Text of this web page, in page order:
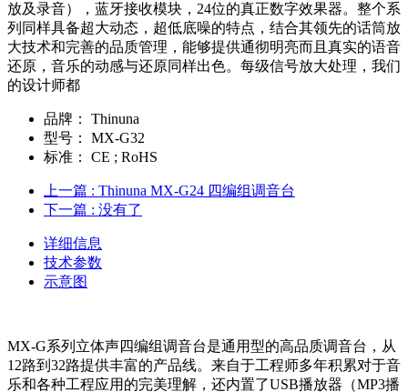
放及录音），蓝牙接收模块，24位的真正数字效果器。整个系
列同样具备超大动态，超低底噪的特点，结合其领先的话筒放
大技术和完善的品质管理，能够提供通彻明亮而且真实的语音
还原，音乐的动感与还原同样出色。每级信号放大处理，我们
的设计师都
品牌：
Thinuna
型号：
MX-G32
标准：
CE ; RoHS
上一篇 : Thinuna MX-G24 四编组调音台
下一篇 : 没有了
详细信息
技术参数
示意图
MX-G系列立体声四编组调音台是通用型的高品质调音台，从
12路到32路提供丰富的产品线。来自于工程师多年积累对于音
乐和各种工程应用的完美理解，还内置了USB播放器（MP3播